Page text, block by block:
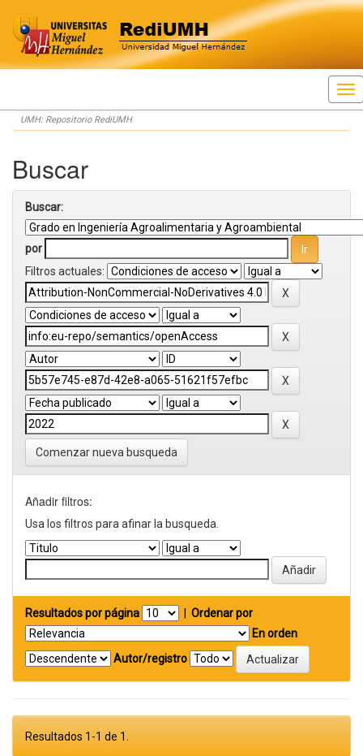
Skip
navigation
UMH: Repositorio RediUMH
Buscar
Buscar:
por
Filtros actuales:
Comenzar nueva busqueda
Añadir filtros:
Usa los filtros para afinar la busqueda.
Resultados por página
Ordenar por
En orden
Autor/registro
Resultados 1-1 de 1.